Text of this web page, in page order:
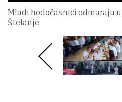
Mladi hodočasnici odmaraju
Štefanje